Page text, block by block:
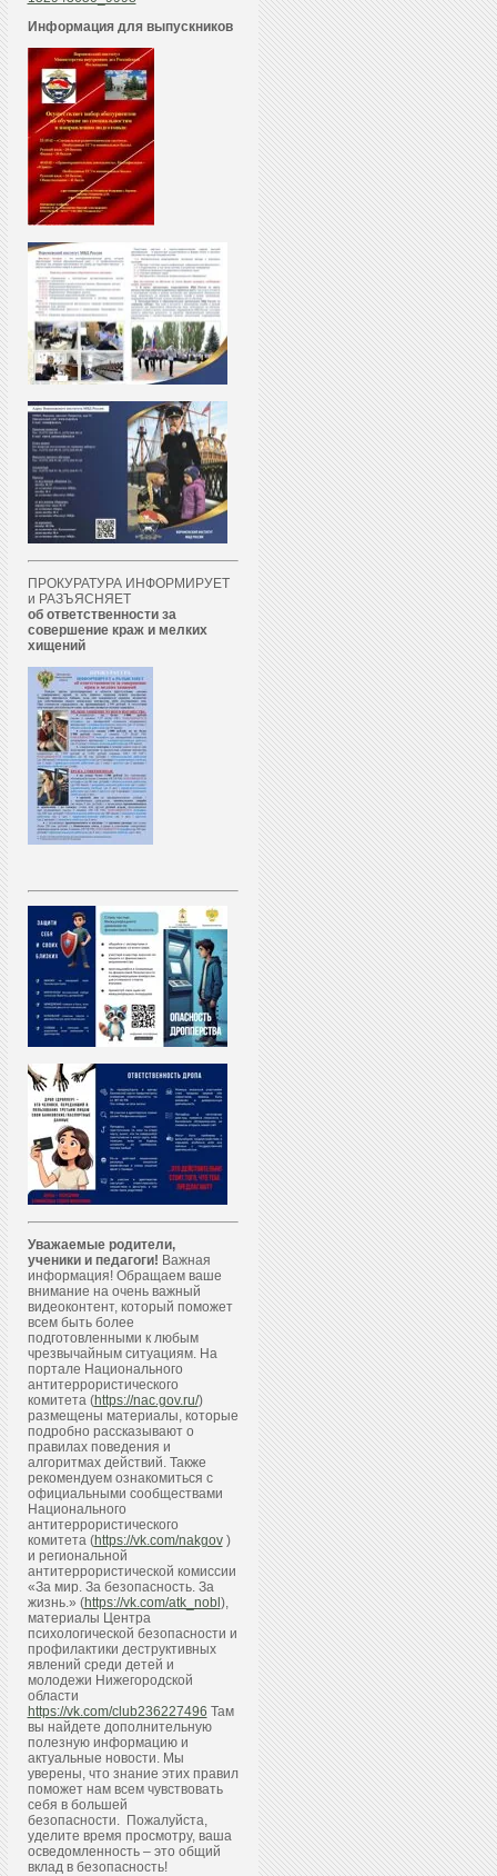
Информация для выпускников
ПРОКУРАТУРА ИНФОРМИРУЕТ
и РАЗЪЯСНЯЕТ
об ответственности за
совершение краж и мелких
хищений
Уважаемые родители,
ученики и педагоги! Важная
информация! Обращаем ваше
внимание на очень важный
видеоконтент, который поможет
всем быть более
подготовленными к любым
чрезвычайным ситуациям. На
портале Национального
антитеррористического
комитета (https://nac.gov.ru/)
размещены материалы, которые
подробно рассказывают о
правилах поведения и
алгоритмах действий. Также
рекомендуем ознакомиться с
официальными сообществами
Национального
антитеррористического
комитета (https://vk.com/nakgov)
и региональной
антитеррористической комиссии
«За мир. За безопасность. За
жизнь.» (https://vk.com/atk_nobl ),
материалы Центра
психологической безопасности и
профилактики деструктивных
явлений среди детей и
молодежи Нижегородской
области
https://vk.com/club236227496 Там
вы найдете дополнительную
полезную информацию и
актуальные новости. Мы
уверены, что знание этих правил
поможет нам всем чувствовать
себя в большей
безопасности. Пожалуйста,
уделите время просмотру, ваша
осведомленность – это общий
вклад в безопасность!